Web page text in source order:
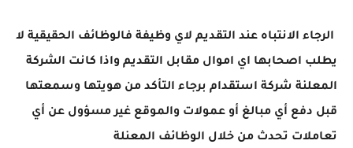
الرجاء الانتباه عند التقديم لاي وظيفة فالوظائف الحقيقية لا
يطلب اصحابها اي اموال مقابل التقديم واذا كانت الشركة
المعلنة شركة استقدام برجاء التأكد من هويتها وسمعتها
قبل دفع أي مبالغ أو عمولات والموقع غير مسؤول عن أي
تعاملات تحدث من خلال الوظائف المعنلة